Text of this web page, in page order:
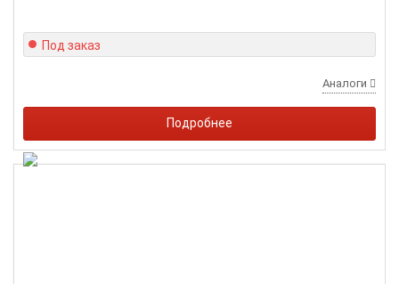
Под заказ
Аналоги
Подробнее